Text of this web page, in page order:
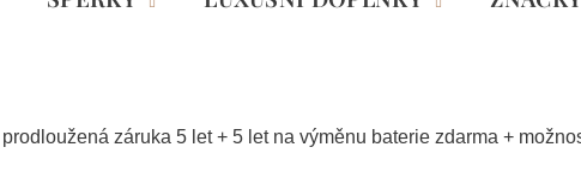
záruka 5 let + 5 let na výměnu baterie zdarma +